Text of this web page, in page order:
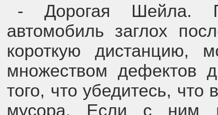
- Дорогая Шейла.
автомобиль заглох
короткую дистанцию,
множеством дефектов
того, что убедитесь, что
мусора. Если с ним